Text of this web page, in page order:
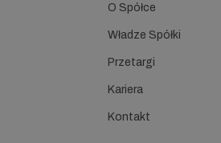
O Spółce
Władze Spółki
Przetargi
Kariera
Kontakt